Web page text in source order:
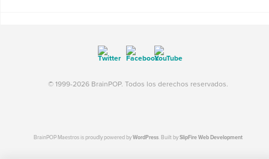
© 1999-2026 BrainPOP. Todos los derechos reservados.
BrainPOP Maestros is proudly powered byWordPress. Built bySlipFire Web Development